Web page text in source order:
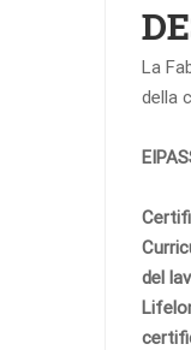
La
della c
del